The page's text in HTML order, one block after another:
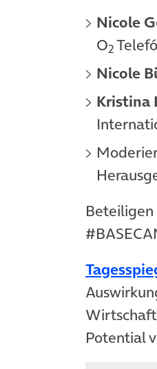
Nicole
O2
Nicole
Kristina
Potential